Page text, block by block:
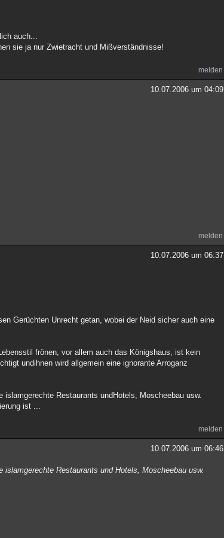
auch...
sie ja nur Zwietracht und Mißverständnisse!
melden
10.07.2006 um 04:09
melden
10.07.2006 um 06:37
Gerüchten Unrecht getan, wobei der Neid sicher auch eine
frönen, vor allem auch das Königshaus, ist kein
undihnen wird allgemein eine ignorante Arroganz
Restaurants undHotels, Moscheebau usw.
ist ...
melden
10.07.2006 um 06:46
Restaurants und Hotels, Moscheebau usw.